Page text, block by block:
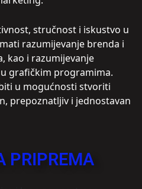
stručnost i iskustvo u
razumijevanje brenda i
kao i razumijevanje
grafičkim programima.
u mogućnosti stvoriti
prepoznatljiv i jednostavan
PRIPREMA